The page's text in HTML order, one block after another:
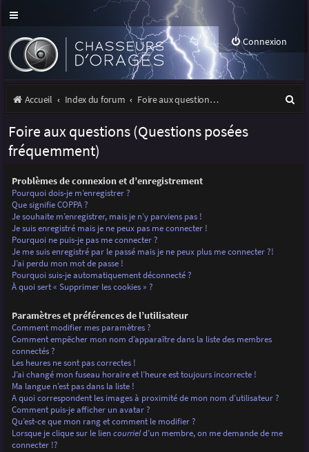
Connexion
Accueil Index du forum Foire aux questions (Questions posées fréquemment)
Foire aux questions (Questions posées
fréquemment)
Problèmes de connexion et d’enregistrement
Pourquoi dois-je m’enregistrer ?
Que signifie COPPA ?
Je souhaite m’enregistrer, mais je n’y parviens pas !
Je suis enregistré mais je ne peux pas me connecter !
Pourquoi ne puis-je pas me connecter ?
Je me suis enregistré par le passé mais je ne peux plus me connecter ?!
J’ai perdu mon mot de passe !
Pourquoi suis-je automatiquement déconnecté ?
À quoi sert « Supprimer les cookies » ?
Paramètres et préférences de l’utilisateur
Comment modifier mes paramètres ?
Comment empêcher mon nom d’apparaître dans la liste des membres
connectés ?
Les heures ne sont pas correctes !
J’ai changé mon fuseau horaire et l’heure est toujours incorrecte !
Ma langue n’est pas dans la liste !
A quoi correspondent les images à proximité de mon nom d’utilisateur ?
Comment puis-je afficher un avatar ?
Qu’est-ce que mon rang et comment le modifier ?
Lorsque je clique sur le liencourrield’un membre, on me demande de me
connecter !?